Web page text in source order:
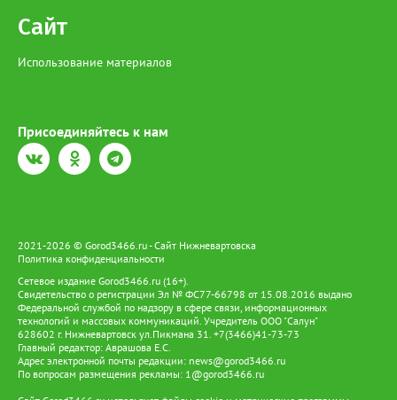
Сайт
Использование материалов
Присоединяйтесь к нам
2021-2026 © Gorod3466.ru - Сайт Нижневартовска
Политика конфиденциальности
Сетевое издание Gorod3466.ru (16+).
Свидетельство о регистрации Эл № ФС77-66798 от 15.08.2016 выдано
Федеральной службой по надзору в сфере связи, информационных
технологий и массовых коммуникаций. Учредитель ООО "Салун"
628602 г. Нижневартовск ул.Пикмана 31. +7(3466)41-73-73
Главный редактор: Аврашова Е.С.
Адрес электронной почты редакции: news@gorod3466.ru
По вопросам размещения рекламы: 1@gorod3466.ru